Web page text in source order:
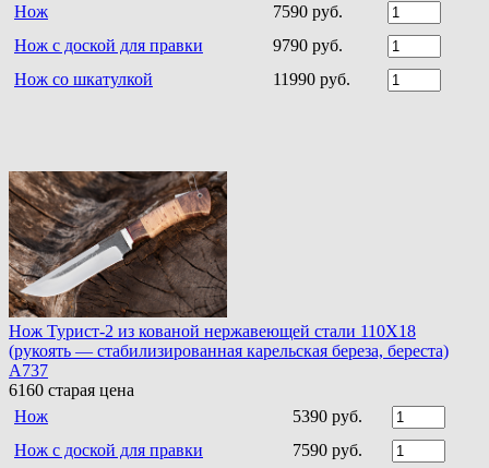
Нож
7590 руб.
Нож с доской для правки
9790 руб.
Нож со шкатулкой
11990 руб.
Нож Турист-2 из кованой нержавеющей стали 110Х18
(рукоять — стабилизированная карельская береза, береста)
A737
6160 старая цена
Нож
5390 руб.
Нож с доской для правки
7590 руб.